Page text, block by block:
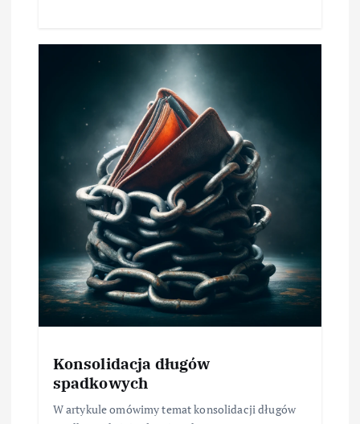
Konsolidacja długów
spadkowych
W artykule omówimy temat konsolidacji długów